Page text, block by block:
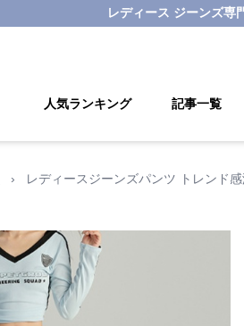
レディース ジーンズ専
人気ランキング 記事一覧
› レディースジーンズパンツ トレンド